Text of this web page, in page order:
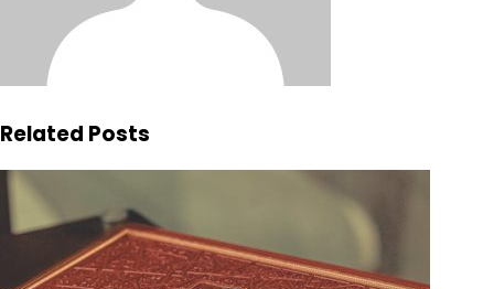
Related Posts